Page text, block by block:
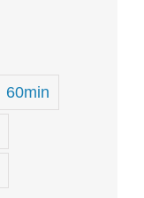
60min